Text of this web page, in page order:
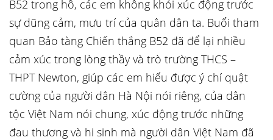
B52 trong hồ, các em không khỏi xúc động trước
sự dũng cảm, mưu trí của quân dân ta. Buổi tham
quan Bảo tàng Chiến thắng B52 đã để lại nhiều
cảm xúc trong lòng thầy và trò trường THCS –
THPT Newton, giúp các em hiểu được ý chí quật
cường của người dân Hà Nội nói riêng, của dân
tộc Việt Nam nói chung, xúc động trước những
đau thương và hi sinh mà người dân Việt Nam đã